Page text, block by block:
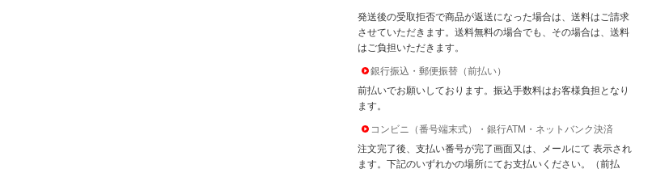
発送後の受取拒否で商品が返送になった場合は、送料はご請求
させていただきます。送料無料の場合でも、その場合は、送料
はご負担いただきます。
銀行振込・郵便振替（前払い）
前払いでお願いしております。振込手数料はお客様負担となり
ます。
コンビニ（番号端末式）・銀行ATM・ネットバンク決済
注文完了後、支払い番号が完了画面又は、メールにて 表示され
ます。下記のいずれかの場所にてお支払いください。（前払